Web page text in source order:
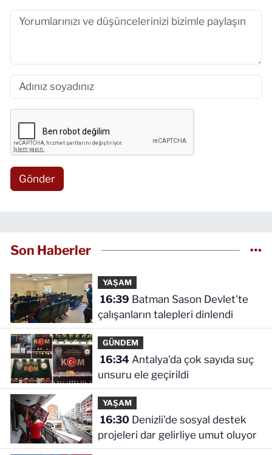
Gönder
Son Haberler
YAŞAM
16:39
çalışanların talepleri dinlendi
GÜNDEM
16:34Antalya'da çok sayıda suç
unsuru ele geçirildi
YAŞAM
16:30Denizli'de sosyal destek
projeleri dar gelirliye umut oluyor